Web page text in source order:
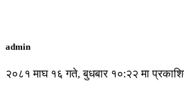
admin
२०८१ माघ १६ गते, बुधबार १०:२२ मा